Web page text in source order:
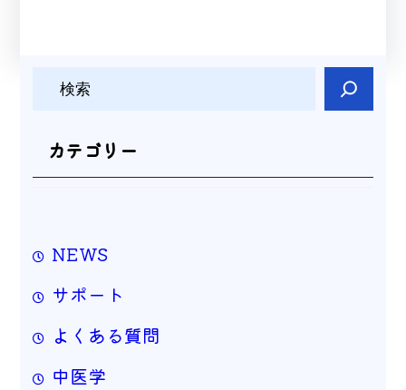
カテゴリー
NEWS
サポート
よくある質問
中医学